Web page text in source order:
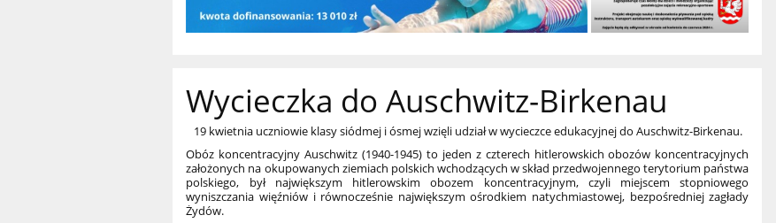
Wycieczka do Auschwitz-Birkenau
19 kwietnia uczniowie klasy siódmej i ósmej wzięli udział w wycieczce edukacyjnej do Auschwitz-Birkenau.
Obóz koncentracyjny Auschwitz (1940-1945) to jeden z czterech hitlerowskich obozów koncentracyjnych
założonych na okupowanych ziemiach polskich wchodzących w skład przedwojennego terytorium państwa
polskiego, był największym hitlerowskim obozem koncentracyjnym, czyli miejscem stopniowego
wyniszczania więźniów i równocześnie największym ośrodkiem natychmiastowej, bezpośredniej zagłady
Żydów.